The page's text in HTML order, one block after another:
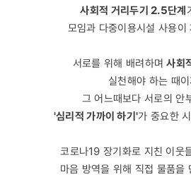
사회적 거리두기 2.5단계
모임과 다중이용시설 사용이
서로를 위해 배려하며사회
실천해야 하는 때
그 어느때보다 서로의 안
'심리적 가까이 하기'가 중요한
코로나19 장기화로 지친 이웃
마음 방역을 위해 직접 물품을